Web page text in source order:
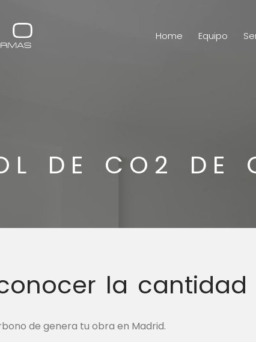
Home Equipo
DE CO2 DE
la cantidad
de genera tu obra en Madrid.